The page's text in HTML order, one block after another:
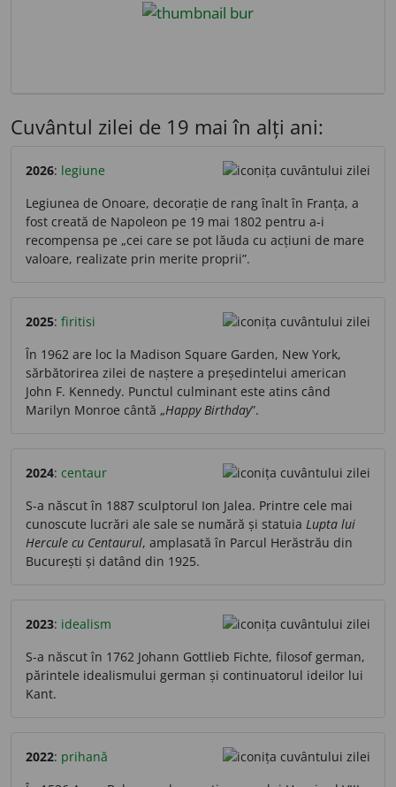
Cuvântul zilei de 19 mai în alți ani:
2026: legiune
Legiunea de Onoare, decorație de rang înalt în Franța, a
fost creată de Napoleon pe 19 mai 1802 pentru a-i
recompensa pe „cei care se pot lăuda cu acțiuni de mare
valoare, realizate prin merite proprii”.
2025: firitisi
În 1962 are loc la Madison Square Garden, New York,
sărbătorirea zilei de naștere a președintelui american
John F. Kennedy. Punctul culminant este atins când
Marilyn Monroe cântă „Happy Birthday”.
2024: centaur
S-a născut în 1887 sculptorul Ion Jalea. Printre cele mai
cunoscute lucrări ale sale se numără și statuia Lupta lui
Hercule cu Centaurul, amplasată în Parcul Herăstrău din
București și datând din 1925.
2023: idealism
S-a născut în 1762 Johann Gottlieb Fichte, filosof german,
părintele idealismului german și continuatorul ideilor lui
Kant.
2022: prihană